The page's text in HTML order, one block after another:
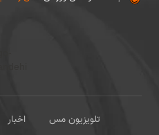
اخبار
تلویزیون مس